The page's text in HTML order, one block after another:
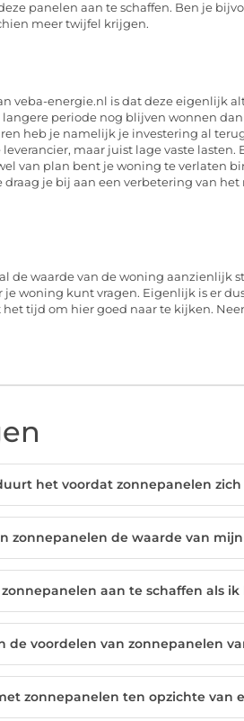
panelen aan te schaffen. Ben je
meer twijfel krijgen.
veba-energie.nl is dat deze eigenlijk
periode nog blijven wonnen
heb je namelijk je investering al
maar juist lage vaste lasten.
van plan bent je woning te verlaten
draag je bij aan een verbetering van
de waarde van de woning aanzienlijk
je woning kunt vragen. Eigenlijk is er
tijd om hier goed naar te kijken.
het voordat zonnepanelen
zonnepanelen de waarde van
aan te schaffen als
de voordelen van zonnepanelen
zonnepanelen ten opzichte van